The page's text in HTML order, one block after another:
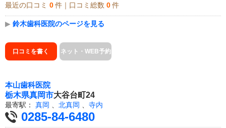
最近の口コミ 0 件｜口コミ総数 0 件
▶ 鈴木歯科医院のページを見る
口コミを書く ネット・WEB予約
本山歯科医院
栃木県真岡市大谷台町24
最寄駅： 真岡 北真岡 寺内
0285-84-6480